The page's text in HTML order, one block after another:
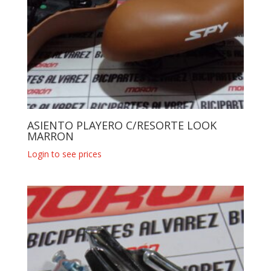
ASIENTO PLAYERO C/RESORTE LOOK
MARRON
Login to see prices